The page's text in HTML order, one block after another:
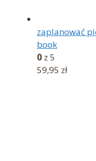
zaplanować
book
0 z 5
59,95 zł